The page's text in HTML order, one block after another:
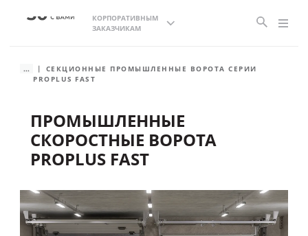
КОРПОРАТИВНЫМ
ЗАКАЗЧИКАМ
ПРОМЫШЛЕННЫЕ
СКОРОСТНЫЕ ВОРОТА
PROPLUS FAST
...
CЕКЦИОННЫЕ ПРОМЫШЛЕННЫЕ ВОРОТА СЕРИИ
PROPLUS FAST